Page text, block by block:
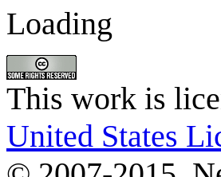
Loading
This work is
United States